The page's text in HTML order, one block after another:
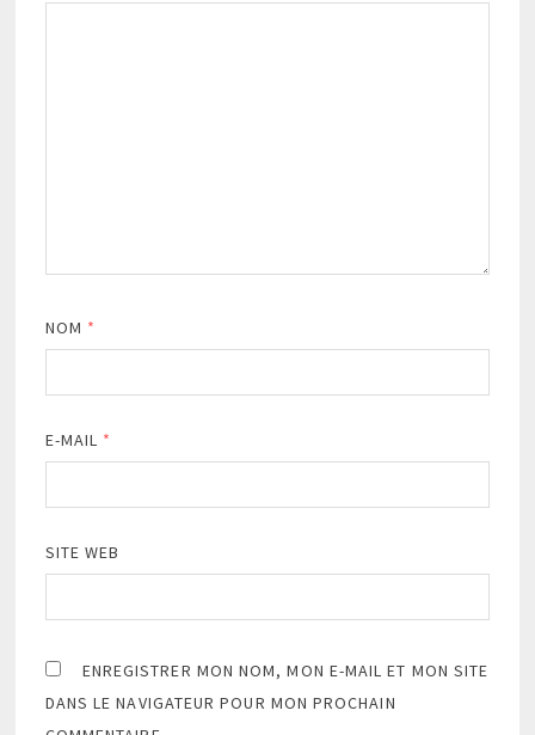
NOM *
E-MAIL *
SITE WEB
ENREGISTRER MON NOM, MON E-MAIL ET MON SITE
DANS LE NAVIGATEUR POUR MON PROCHAIN